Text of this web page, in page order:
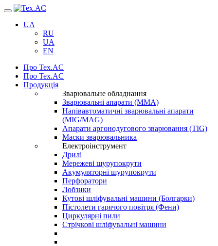
Навігація
UA
RU
UA
EN
Про Tex.AC
Про Tex.AC
Продукція
Зварювальне обладнання
Зварювальні апарати (ММА)
Напівавтоматичні зварювальні апарати
(MIG/MAG)
Апарати аргонодугового зварювання (TIG)
Маски зварювальника
Електроінструмент
Дрилі
Мережеві шурупокрути
Акумуляторні шурупокрути
Перфоратори
Лобзики
Кутові шліфувальні машини (Болгарки)
Пістолети гарячого повітря (Фени)
Циркулярні пили
Стрічкові шліфувальні машини